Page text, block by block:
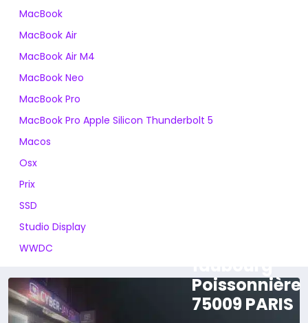
MacBook
MacBook Air
MacBook Air M4
MacBook Neo
MacBook Pro
MacBook Pro Apple Silicon Thunderbolt 5
Macos
Osx
Prix
SSD
Studio Display
WWDC
Poissonnière
75009 PARIS